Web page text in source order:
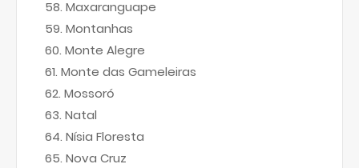
Maxaranguape
Montanhas
Monte Alegre
Monte das Gameleiras
Mossoró
Natal
Nísia Floresta
Nova Cruz